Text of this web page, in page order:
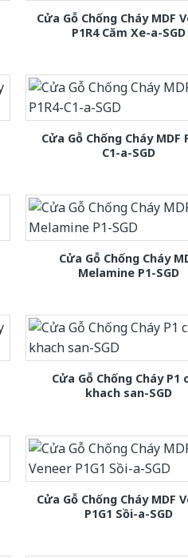
Cửa Gỗ Chống Cháy MDF
P1R4 Căm Xe-a-SGD
Cửa Gỗ Chống Cháy MDF
C1-a-SGD
Cửa Gỗ Chống Cháy
Melamine P1-SGD
Cửa Gỗ Chống Cháy P1
khach san-SGD
Cửa Gỗ Chống Cháy MDF
P1G1 Sồi-a-SGD